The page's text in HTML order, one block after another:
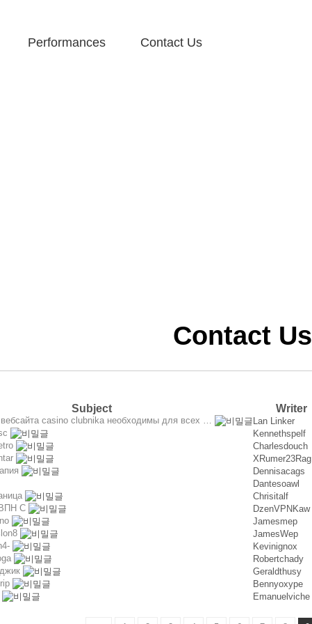
Performances Contact Us
Contact Us
Subject Writer
casino clubnika необходимы для всех … Lan Linker
Kennethspelf
Charlesdouch
XRumer23Rag
Dennisacags
Dantesoawl
Chrisitalf
С DzenVPNKaw
Jamesmep
JamesWep
Kevinignox
Robertchady
Geraldthusy
Bennyoxype
Emanuelviche